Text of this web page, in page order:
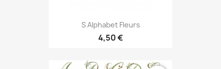
S Alphabet Fleurs
4,50 €